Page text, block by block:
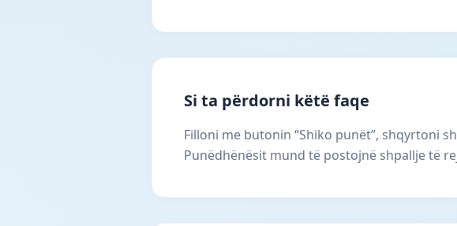
Si ta përdorni këtë faqe
Filloni me butonin “Shiko punët”, shqyrtoni
Punëdhënësit mund të postojnë shpallje të